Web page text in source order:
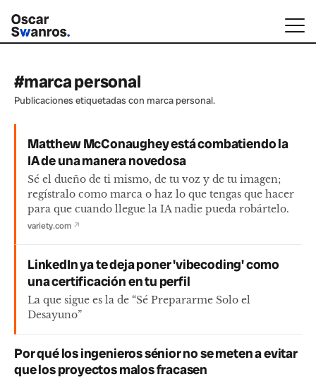
#marca personal
Publicaciones etiquetadas con marca personal.
Matthew McConaughey está combatiendo la
IA de una manera novedosa
Sé el dueño de ti mismo, de tu voz y de tu imagen;
regístralo como marca o haz lo que tengas que hacer
para que cuando llegue la IA nadie pueda robártelo.
variety.com ↗
LinkedIn ya te deja poner 'vibecoding' como
una certificación en tu perfil
La que sigue es la de “Sé Prepararme Solo el
Desayuno”
Por qué los ingenieros sénior no se meten a evitar
que los proyectos malos fracasen